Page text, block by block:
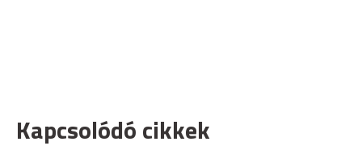
Kapcsolódó cikkek